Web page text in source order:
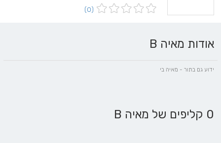
(0)
אודות מאיה B
ידוע גם בתור - מאיה בי
0 קליפים של מאיה B